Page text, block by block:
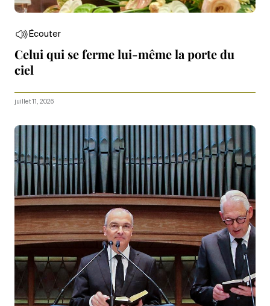
Écouter
Celui qui se ferme lui-même la porte du
ciel
juillet 11, 2026